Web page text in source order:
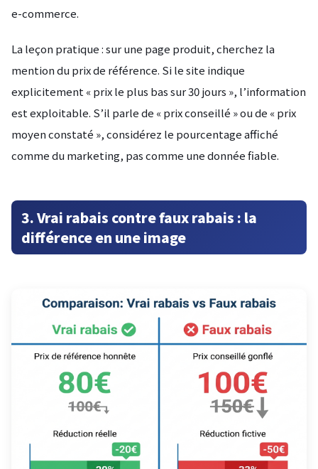
e-commerce.
La leçon pratique : sur une page produit, cherchez la
mention du prix de référence. Si le site indique
explicitement « prix le plus bas sur 30 jours », l’information
est exploitable. S’il parle de « prix conseillé » ou de « prix
moyen constaté », considérez le pourcentage affiché
comme du marketing, pas comme une donnée fiable.
3. Vrai rabais contre faux rabais : la
différence en une image